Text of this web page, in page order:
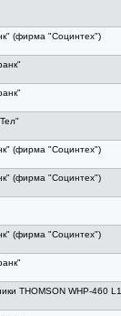
(фирма "Социнтех")
(фирма "Социнтех")
(фирма "Социнтех")
(фирма "Социнтех")
THOMSON WHP-460 L1